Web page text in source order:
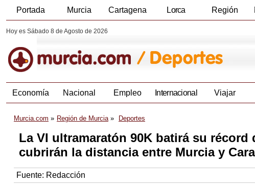
Portada Murcia Cartagena Lorca Región
Hoy es Sábado 8 de Agosto de 2026
Economía Nacional Empleo Internacional Viajar
Murcia.com Región de Murcia Deportes
La VI ultramaratón 90K batirá su
cubrirán la distancia entre Murcia y
Fuente: Redacción